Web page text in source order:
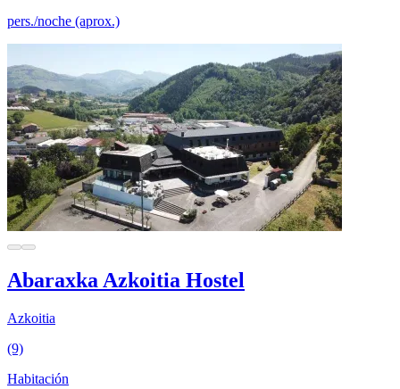
pers./noche (aprox.)
Abaraxka Azkoitia Hostel
Azkoitia
(9)
Habitación